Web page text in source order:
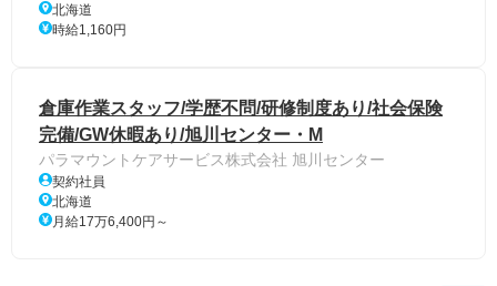
北海道
時給1,160円
倉庫作業スタッフ/学歴不問/研修制度あり/社会保険
完備/GW休暇あり/旭川センター・M
パラマウントケアサービス株式会社 旭川センター
契約社員
北海道
月給17万6,400円～